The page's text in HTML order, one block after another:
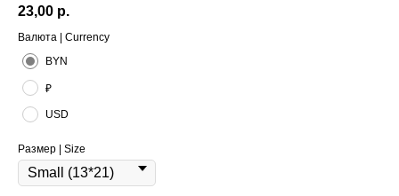
23,00 р.
Валюта | Currency
BYN
₽
USD
Размер | Size